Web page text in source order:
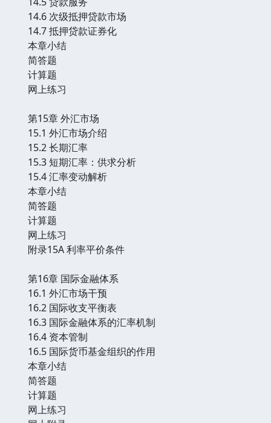
14.6 次级抵押贷款市场
14.7 抵押贷款证券化
本章小结
简答题
计算题
网上练习
第15章 外汇市场
15.1 外汇市场介绍
15.2 长期汇率
15.3 短期汇率：供求分析
15.4 汇率变动解析
本章小结
简答题
计算题
网上练习
附录15A 利率平价条件
第16章 国际金融体系
16.1 外汇市场干预
16.2 国际收支平衡表
16.3 国际金融体系的汇率机制
16.4 资本管制
16.5 国际货币基金组织的作用
本章小结
简答题
计算题
网上练习